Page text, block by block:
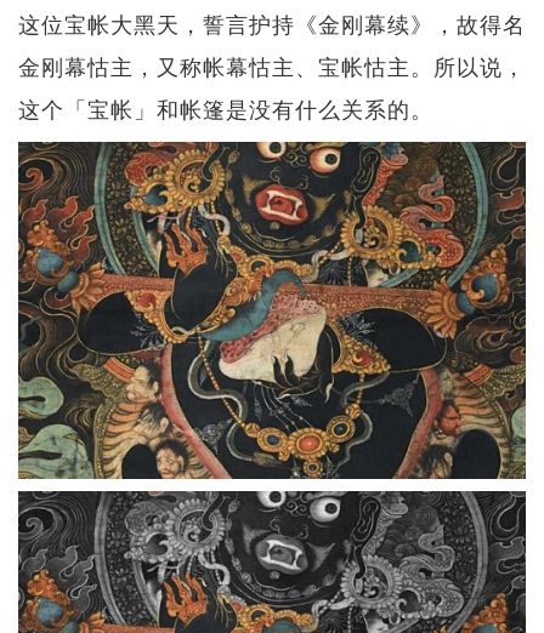
这位宝帐大黑天，誓言护持《金刚幕续》，故得名
金刚幕怙主，又称帐幕怙主、宝帐怙主。所以说，
这个「宝帐」和帐篷是没有什么关系的。